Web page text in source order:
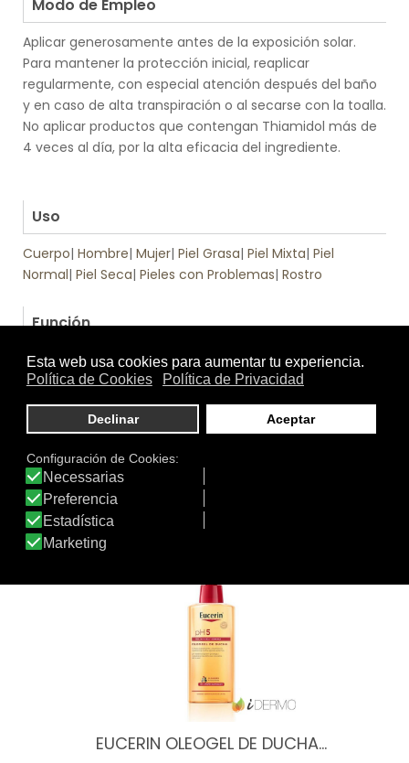
Modo de Empleo
Aplicar generosamente antes de la exposición solar.
Para mantener la protección inicial, reaplicar
regularmente, con especial atención después del baño
y en caso de alta transpiración o al secarse con la toalla.
No aplicar productos que contengan Thiamidol más de
4 veces al día, por la alta eficacia del ingrediente.
Uso
Cuerpo| Hombre| Mujer| Piel Grasa| Piel Mixta| Piel
Normal| Piel Seca| Pieles con Problemas| Rostro
Función
Antiedad| Antimanchas|Protección Solar +SPF 50
Textura
Tratamiento
de:
Otros productos de Eucerin
EUCERIN OLEOGEL DE DUCHA…